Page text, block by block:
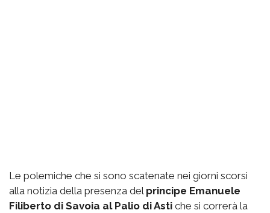
Le polemiche che si sono scatenate nei giorni scorsi
alla notizia della presenza del principe Emanuele
Filiberto di Savoia al Palio di Asti che si correrà la